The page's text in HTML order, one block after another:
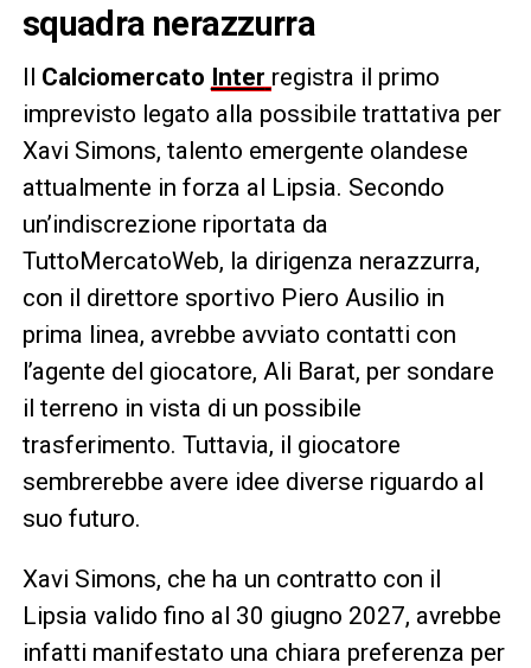
squadra nerazzurra
Il Calciomercato Inter registra il primo
imprevisto legato alla possibile trattativa per
Xavi Simons, talento emergente olandese
attualmente in forza al Lipsia. Secondo
un’indiscrezione riportata da
TuttoMercatoWeb, la dirigenza nerazzurra,
con il direttore sportivo Piero Ausilio in
prima linea, avrebbe avviato contatti con
l’agente del giocatore, Ali Barat, per sondare
il terreno in vista di un possibile
trasferimento. Tuttavia, il giocatore
sembrerebbe avere idee diverse riguardo al
suo futuro.
Xavi Simons, che ha un contratto con il
Lipsia valido fino al 30 giugno 2027, avrebbe
infatti manifestato una chiara preferenza per